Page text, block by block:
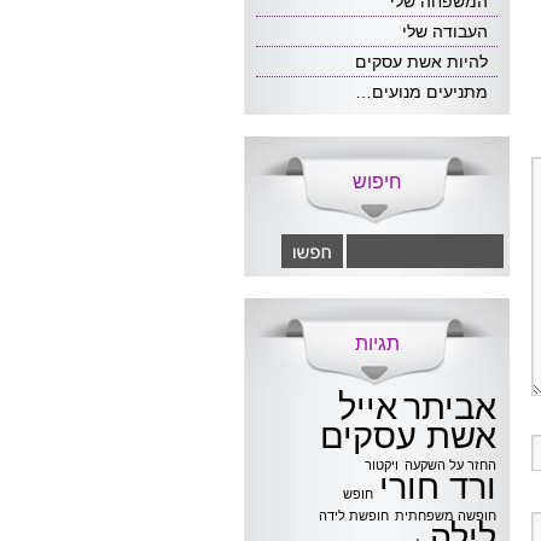
העבודה שלי
להיות אשת עסקים
מתניעים מנועים…
חיפוש
תגיות
אביתראייל
אשת עסקים
החזר על השקעה ויקטור
ורד חורי חופש
חופשה משפחתית חופשת לידה